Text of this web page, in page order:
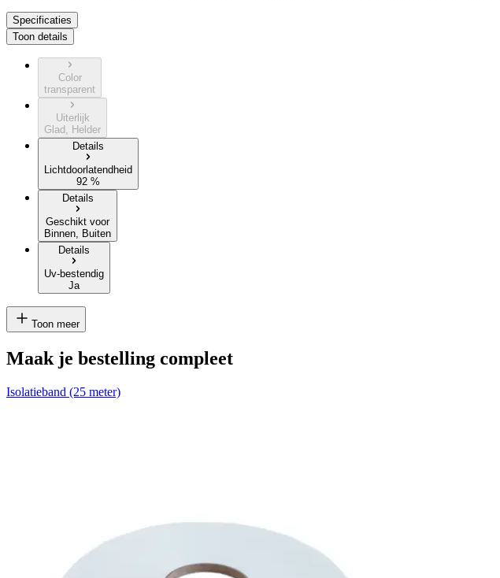
Specificaties
Toon details
Color
transparent
Uiterlijk
Glad, Helder
Details
Lichtdoorlatendheid
92 %
Details
Geschikt voor
Binnen, Buiten
Details
Uv-bestendig
Ja
Toon meer
Maak je bestelling compleet
Isolatieband (25 meter)